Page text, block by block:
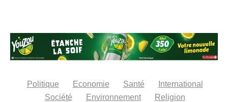
Politique Economie Santé
International
Société
Environnement Religion